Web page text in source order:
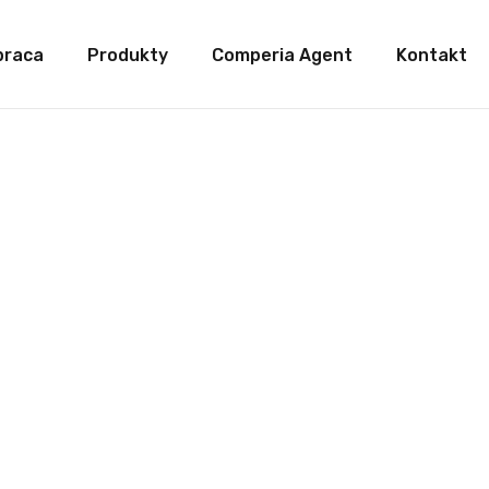
Produkty Comperia Agent Kontakt